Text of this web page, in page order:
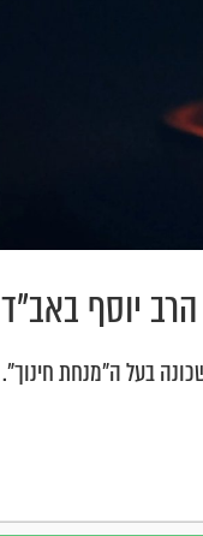
הרב יוסף באב"ד
בעל ה"מנחת חינוך".